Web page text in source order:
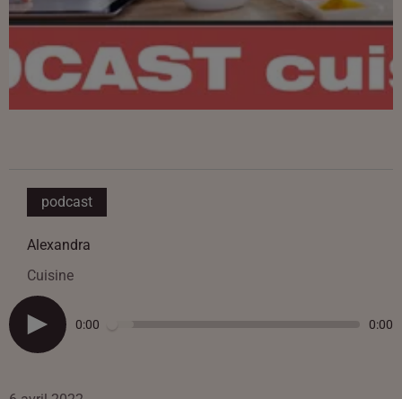
podcast
Alexandra
Cuisine
0:00 0:00